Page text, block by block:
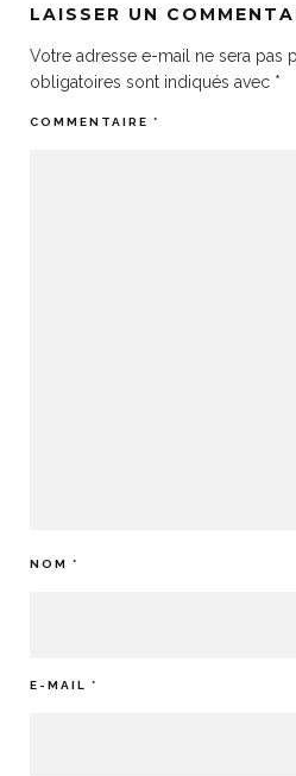
LAISSER UN
Votre adresse e-mail ne sera pas
obligatoires sont indiqués avec *
COMMENTAIRE *
NOM *
E-MAIL *